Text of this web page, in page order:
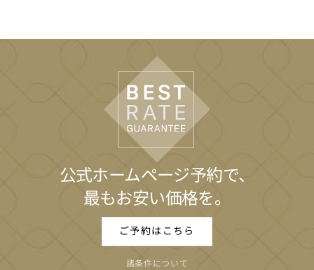
公式ホームページ予約で、
最もお安い価格を。
ご予約はこちら
諸条件について